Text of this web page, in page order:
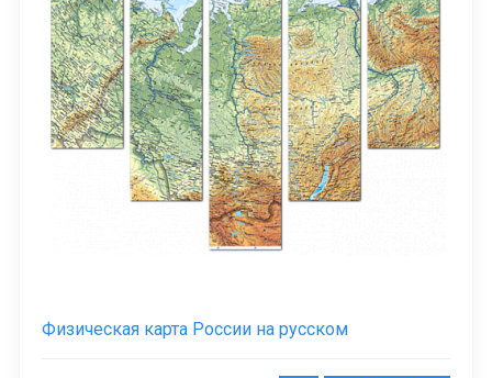
Физическая карта России на русском